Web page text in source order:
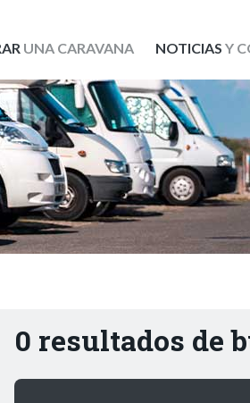
UNA CARAVANA NOTICIAS Y
0 resultados de